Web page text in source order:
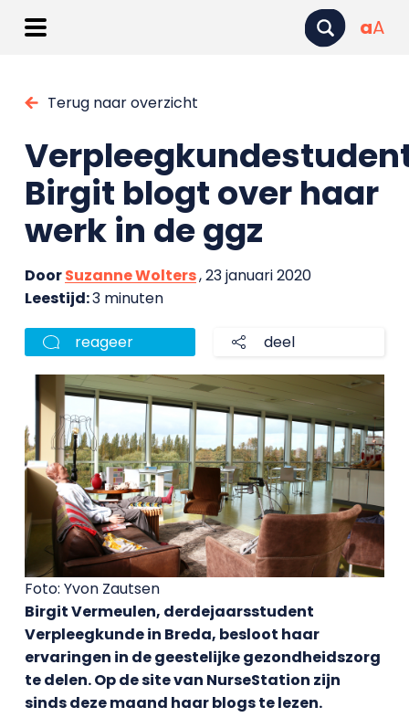
aA
Terug naar overzicht
Birgit blogt over haar
werk in de ggz
DoorSuzanne Wolters, 23 januari 2020
Leestijd:3 minuten
reageer deel
Foto: Yvon Zautsen
Birgit Vermeulen, derdejaarsstudent
Verpleegkunde in Breda, besloot haar
ervaringen in de geestelijke gezondheidszorg
te delen. Op de site van NurseStation zijn
sinds deze maand haar blogs te lezen.